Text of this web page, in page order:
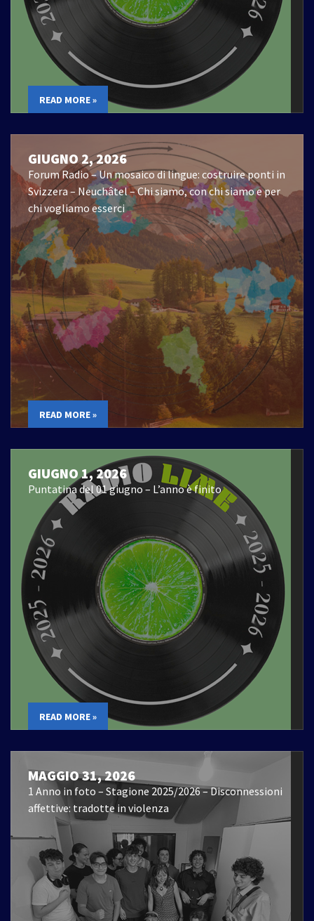
READ MORE »
GIUGNO 2, 2026
Forum Radio – Un mosaico di lingue: costruire ponti in
Svizzera – Neuchâtel – Chi siamo, con chi siamo e per
chi vogliamo esserci
READ MORE »
GIUGNO 1, 2026
Puntatina del 01 giugno – L’anno è finito
READ MORE »
MAGGIO 31, 2026
1 Anno in foto – Stagione 2025/2026 – Disconnessioni
affettive: tradotte in violenza